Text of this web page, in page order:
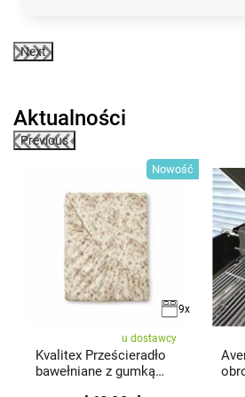
Next
Aktualności
Previous
Nowość
9x
u dostawcy
Kvalitex Prześcieradło
bawełniane z gumką